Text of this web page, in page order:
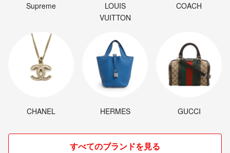
Supreme
LOUIS
VUITTON
COACH
CHANEL HERMES GUCCI
すべてのブランドを見る